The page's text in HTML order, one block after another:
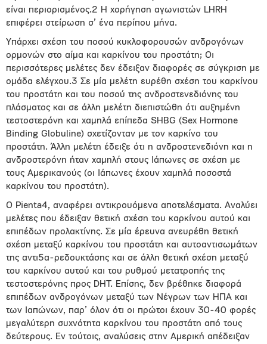
είναι περιορισμένος.2 Η χορήγηση αγωνιστών LHRH
επιφέρει στείρωση σ’ ένα περίπου μήνα.
Υπάρχει σχέση του ποσού κυκλοφορουσών ανδρογόνων
ορμονών στο αίμα και καρκίνου του προστάτη; Οι
περισσότερες μελέτες δεν έδειξαν διαφορές σε σύγκριση με
ομάδα ελέγχου.3 Σε μία μελέτη ευρέθη σχέση του καρκίνου
του προστάτη και του ποσού της ανδροστενεδιόνης του
πλάσματος και σε άλλη μελέτη διεπιστώθη ότι αυξημένη
τεστοστερόνη και χαμηλά επίπεδα SHBG (Sex Hormone
Binding Globuline) σχετίζονταν με τον καρκίνο του
προστάτη. Άλλη μελέτη έδειξε ότι η ανδροστενεδιόνη και η
ανδροστερόνη ήταν χαμηλή στους Ιάπωνες σε σχέση με
τους Αμερικανούς (οι Ιάπωνες έχουν χαμηλά ποσοστά
καρκίνου του προστάτη).
Ο Pienta4, αναφέρει αντικρουόμενα αποτελέσματα. Αναλύει
μελέτες που έδειξαν θετική σχέση του καρκίνου αυτού και
επιπέδων προλακτίνης. Σε μία έρευνα ανευρέθη θετική
σχέση μεταξύ καρκίνου του προστάτη και αυτοαντισωμάτων
της αντι5α-ρεδουκτάσης και σε άλλη θετική σχέση μεταξύ
του καρκίνου αυτού και του ρυθμού μετατροπής της
τεστοστερόνης προς DHT. Επίσης, δεν βρέθηκε διαφορά
επιπέδων ανδρογόνων μεταξύ των Νέγρων των ΗΠΑ και
των Ιαπώνων, παρ’ όλον ότι οι πρώτοι έχουν 30-40 φορές
μεγαλύτερη συχνότητα καρκίνου του προστάτη από τους
δεύτερους. Εν τούτοις, αναλύσεις στην Αμερική απέδειξαν